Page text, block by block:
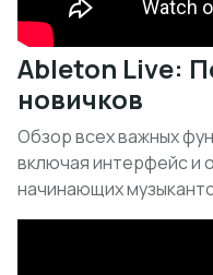
Ableton Live:
новичков
Обзор всех важных
включая интерфейс и
начинающих